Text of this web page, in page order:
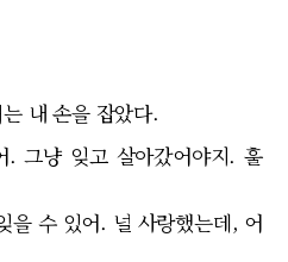
내 손을 잡았다.
. 그냥 잊고 살아갔어야지. 훌
을 수 있어. 널 사랑했는데, 어